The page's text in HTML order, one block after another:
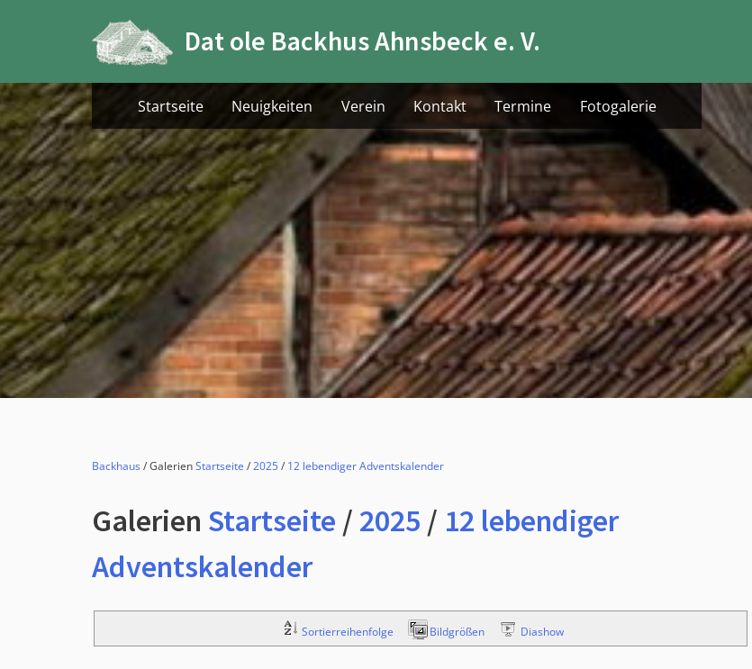
Dat ole Backhus Ahnsbeck e. V.
Startseite Neuigkeiten Verein Kontakt Termine Fotogalerie
Backhaus/ GalerienStartseite /2025/ 12 lebendiger Adventskalender
Galerien Startseite / 2025 / 12 lebendiger
Adventskalender
Sortierreihenfolge Bildgrößen Diashow